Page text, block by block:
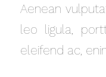
Aenean
leo ligula,
eleifend ac,